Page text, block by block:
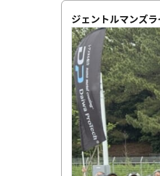
ジェントルマンズ